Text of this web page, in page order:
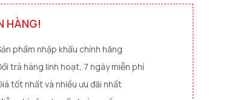
HÀNG!
phẩm nhập khẩu chính hãng
trả hàng linh hoạt, 7 ngày miễn phí
tốt nhất và nhiều ưu đãi nhất